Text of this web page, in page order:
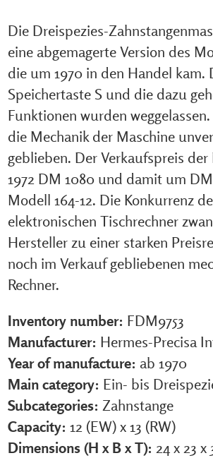
Die Dreispezies-
eine abgemagerte Version des
die um 1970 in den Handel kam.
Speichertaste S und die dazu
Funktionen wurden
die Mechanik der Maschine
geblieben. Der Verkaufspreis der
1972 DM 1080 und damit um
Modell 164-12. Die Konkurrenz
elektronischen Tischrechner
Hersteller zu einer starken
noch im Verkauf gebliebenen
Rechner.
Inventory number: FDM9753
Manufacturer: Hermes-Precisa
Year of manufacture: ab 1970
Main category: Ein- bis
Subcategories: Zahnstange
Capacity: 12 (EW) x 13 (RW)
Dimensions (H x B x T): 24 x 23 x